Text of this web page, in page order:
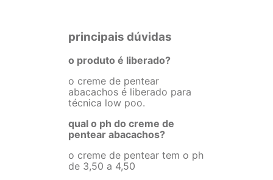
principais dúvidas
o produto é liberado?
o creme de pentear
abacachos é liberado para
técnica low poo.
qual o ph do creme de
pentear abacachos?
o creme de pentear tem o ph
de 3,50 a 4,50